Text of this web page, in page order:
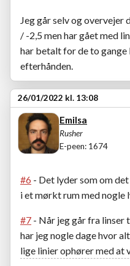
Jeg går selv og
/ -2,5 men har gået med
har betalt for de to gange
efterhånden.
26/01/2022 kl. 13:08
Emilsa
Rusher
E-peen: 1674
#6 - Det lyder som om
i et mørkt rum med nogle
#7 - Når jeg går fra linser
har jeg nogle dage hvor
lige linier ophører med at